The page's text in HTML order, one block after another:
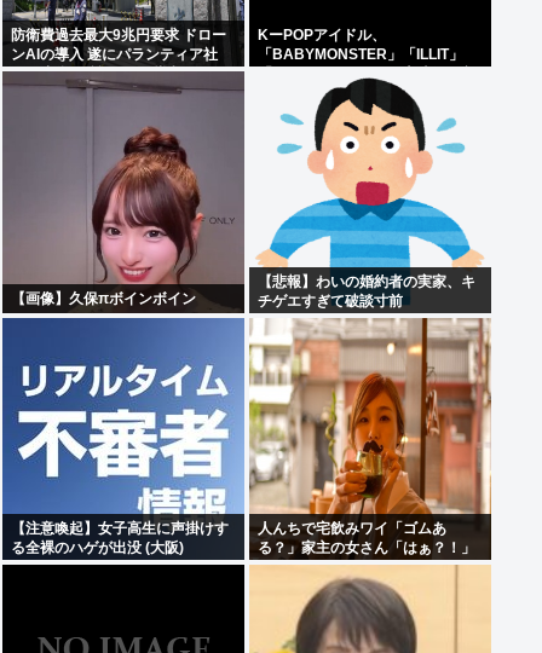
防衛費過去最大9兆円要求 ドロー
ンAIの導入 遂にパランティア社
(CIA出資)の戦術OSを導入か
KーPOPアイドル、
「BABYMONSTER」「ILLIT」
「RESCENE」の三国志時代に突
【画像】久保πボインボイン
【悲報】わいの婚約者の実家、キ
チゲエすぎて破談寸前
【注意喚起】女子高生に声掛けす
る全裸のハゲが出没 (大阪)
人んちで宅飲みワイ「ゴムあ
る？」家主の女さん「はぁ？！」
⇒結果www